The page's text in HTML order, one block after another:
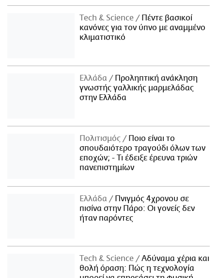
Τech & Science
Πέντε βασικοί
κανόνες για τον ύπνο με αναμμένο
κλιματιστικό
Ελλάδα
Προληπτική ανάκληση
γνωστής γαλλικής μαρμελάδας
στην Ελλάδα
Πολιτισμός
Ποιο είναι το
σπουδαιότερο τραγούδι όλων των
εποχών; - Τι έδειξε έρευνα τριών
πανεπιστημίων
Ελλάδα
Πνιγμός 4χρονου σε
πισίνα στην Πάρο: Οι γονείς δεν
ήταν παρόντες
Τech & Science
Αδύναμα χέρια και
θολή όραση: Πώς η τεχνολογία